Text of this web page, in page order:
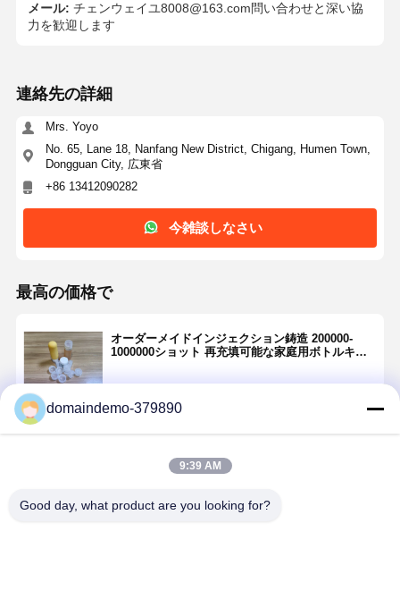
メール: チェンウェイユ8008@163.com問い合わせと深い協
力を歓迎します
連絡先の詳細
Mrs. Yoyo
No. 65, Lane 18, Nanfang New District, Chigang, Humen Town,
Dongguan City, 広東省
+86 13412090282
今雑談しなさい
最高の価格で
オーダーメイドインジェクション鋳造 200000-
1000000ショット 再充填可能な家庭用ボトルキャ
domaindemo-379890
9:39 AM
Good day, what product are you looking for?